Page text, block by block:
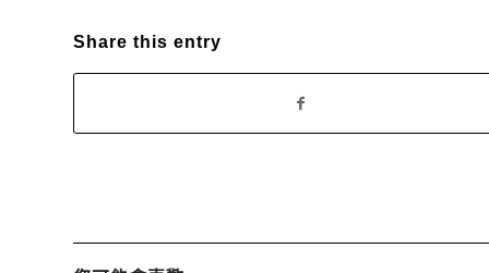
Share this entry